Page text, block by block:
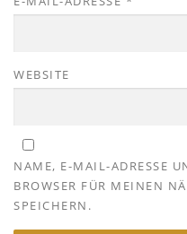
WEBSITE
NAME, E-MAIL-ADRESSE
BROWSER FÜR MEINEN
SPEICHERN.